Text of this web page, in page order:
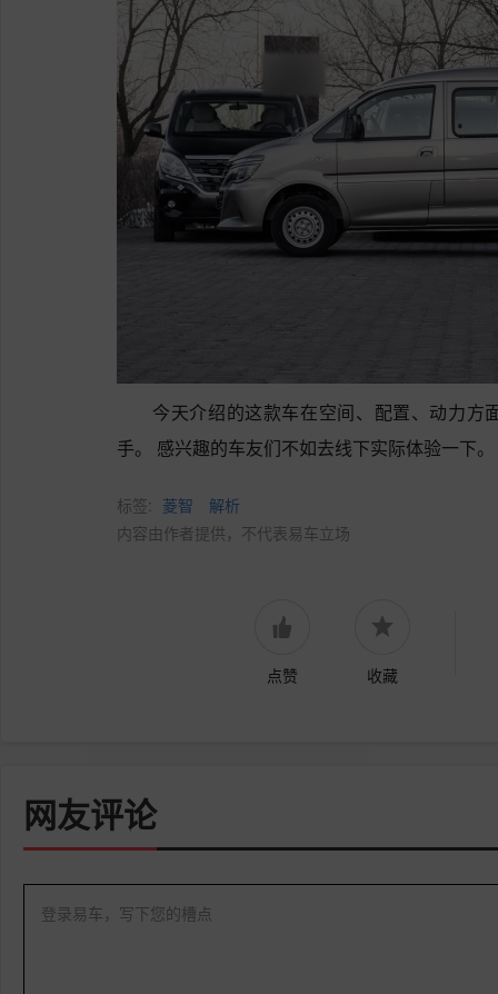
今天介绍的这款车在空间、配置、动力方
手。 感兴趣的车友们不如去线下实际体验一下。
标签: 菱智
解析
内容由作者提供，不代表易车立场
点赞 收藏
网友评论
登录易车，写下您的槽点